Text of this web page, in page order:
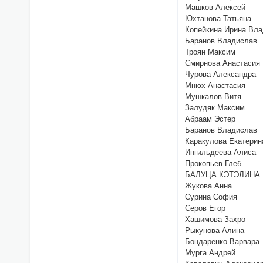
Машков Алексей
Юхтанова Татьяна
Копейкина Ирина
Баранов Владислав
Троян Максим
Смирнова Анастасия
Чурова Александра
Мнюх Анастасия
Мушкалов Витя
Залудяк Максим
Абраам Эстер
Баранов Владислав
Каракулова
Ингильдеева Алиса
Прокопьев Глеб
БАЛУЦА КЭТЭЛИНА
Жукова Анна
Сурина София
Серов Егор
Хашимова Захро
Рыкунова Алина
Бондаренко Варвара
Мурга Андрей